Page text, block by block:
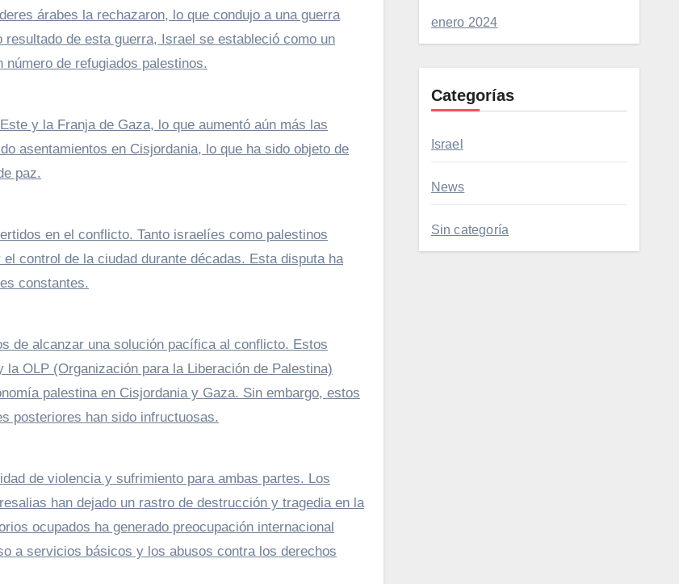
árabes la rechazaron, lo que condujo a una guerra
de esta guerra, Israel se estableció como un
de refugiados palestinos.
y la Franja de Gaza, lo que aumentó aún más las
asentamientos en Cisjordania, lo que ha sido objeto de
paz.
en el conflicto. Tanto israelíes como palestinos
control de la ciudad durante décadas. Esta disputa ha
constantes.
de alcanzar una solución pacífica al conflicto. Estos
OLP (Organización para la Liberación de Palestina)
palestina en Cisjordania y Gaza. Sin embargo, estos
posteriores han sido infructuosas.
de violencia y sufrimiento para ambas partes. Los
han dejado un rastro de destrucción y tragedia en la
ocupados ha generado preocupación internacional
a servicios básicos y los abusos contra los derechos
enero 2024
Categorías
Israel
News
Sin categoría